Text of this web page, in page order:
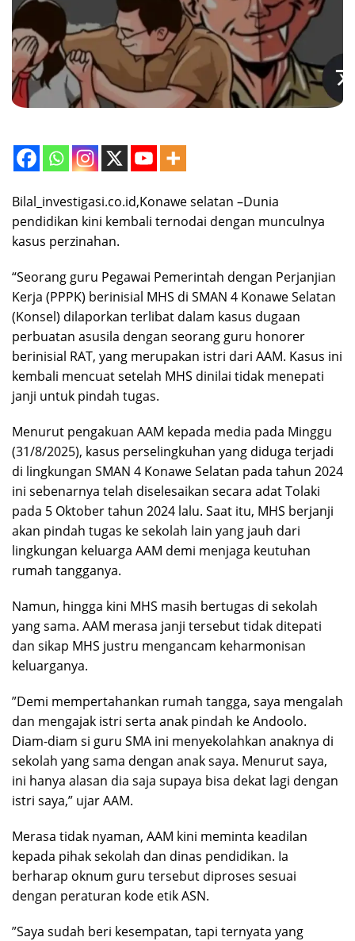
Bilal_investigasi.co.id,Konawe selatan –Dunia
pendidikan kini kembali ternodai dengan munculnya
kasus perzinahan.
“Seorang guru Pegawai Pemerintah dengan Perjanjian
Kerja (PPPK) berinisial MHS di SMAN 4 Konawe Selatan
(Konsel) dilaporkan terlibat dalam kasus dugaan
perbuatan asusila dengan seorang guru honorer
berinisial RAT, yang merupakan istri dari AAM. Kasus ini
kembali mencuat setelah MHS dinilai tidak menepati
janji untuk pindah tugas.
‎Menurut pengakuan AAM kepada media pada Minggu
(31/8/2025), kasus perselingkuhan yang diduga terjadi
di lingkungan SMAN 4 Konawe Selatan pada tahun 2024
ini sebenarnya telah diselesaikan secara adat Tolaki
pada 5 Oktober tahun 2024 lalu. Saat itu, MHS berjanji
akan pindah tugas ke sekolah lain yang jauh dari
lingkungan keluarga AAM demi menjaga keutuhan
rumah tangganya.
‎Namun, hingga kini MHS masih bertugas di sekolah
yang sama. AAM merasa janji tersebut tidak ditepati
dan sikap MHS justru mengancam keharmonisan
keluarganya.
‎”Demi mempertahankan rumah tangga, saya mengalah
dan mengajak istri serta anak pindah ke Andoolo.
Diam-diam si guru SMA ini menyekolahkan anaknya di
sekolah yang sama dengan anak saya. Menurut saya,
ini hanya alasan dia saja supaya bisa dekat lagi dengan
istri saya,” ujar AAM.
‎Merasa tidak nyaman, AAM kini meminta keadilan
kepada pihak sekolah dan dinas pendidikan. Ia
berharap oknum guru tersebut diproses sesuai
dengan peraturan kode etik ASN.
‎”Saya sudah beri kesempatan, tapi ternyata yang